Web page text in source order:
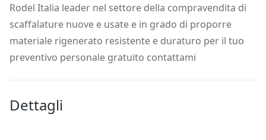
Rodel Italia leader nel settore della compravendita di
scaffalature nuove e usate e in grado di proporre
materiale rigenerato resistente e duraturo per il tuo
preventivo personale gratuito contattami
Dettagli